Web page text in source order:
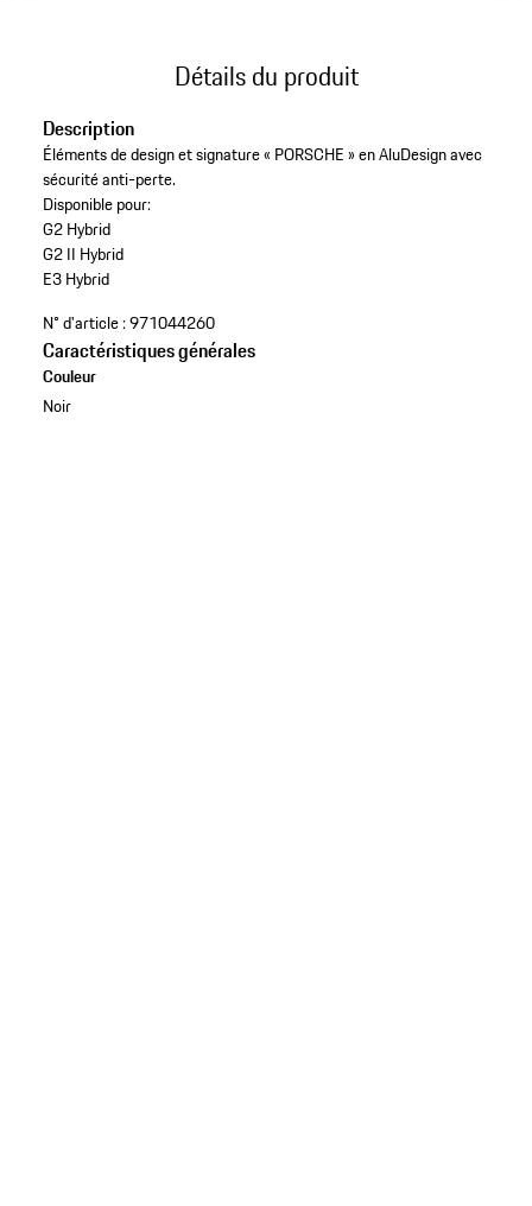
Détails du produit
Description
Éléments de design et signature « PORSCHE » en AluDesign avec
sécurité anti-perte.
Disponible pour:
G2 Hybrid
G2 II Hybrid
E3 Hybrid
N° d'article :971044260
Caractéristiques générales
Couleur
Noir